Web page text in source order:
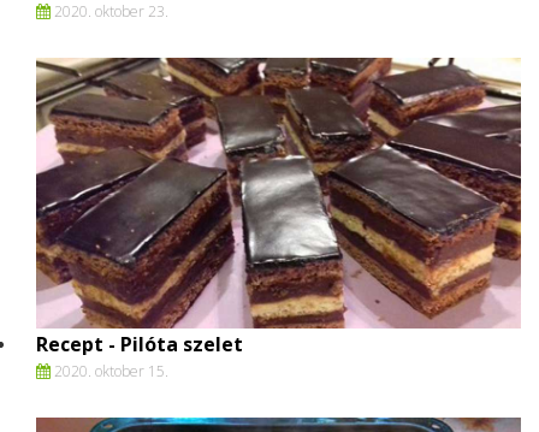
2020. oktober 23.
Recept - Pilóta szelet
2020. oktober 15.